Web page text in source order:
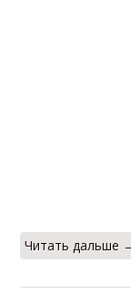
Читать дальше